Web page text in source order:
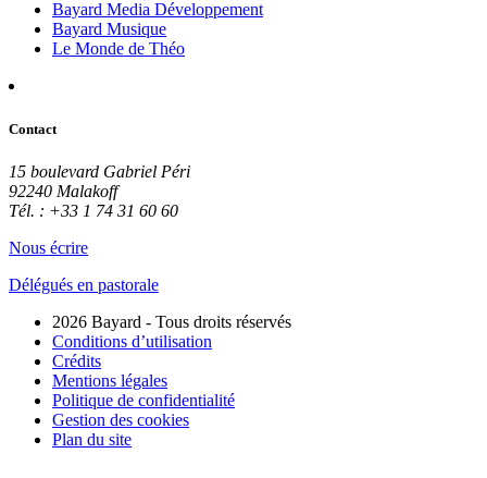
Bayard Media Développement
Bayard Musique
Le Monde de Théo
Contact
15 boulevard Gabriel Péri
92240 Malakoff
Tél. : +33 1 74 31 60 60
Nous écrire
Délégués en pastorale
2026 Bayard - Tous droits réservés
Conditions d’utilisation
Crédits
Mentions légales
Politique de confidentialité
Gestion des cookies
Plan du site